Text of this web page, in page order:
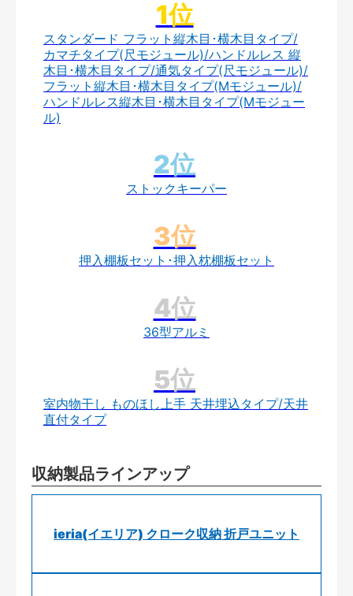
スタンダード フラット縦木目･横木目タイプ/
カマチタイプ(尺モジュール)/ハンドルレス 縦
木目･横木目タイプ/通気タイプ(尺モジュール)/
フラット縦木目･横木目タイプ(Mモジュール)/
ハンドルレス縦木目･横木目タイプ(Mモジュー
ル)
ストックキーパー
押入棚板セット･押入枕棚板セット
36型アルミ
室内物干し ものほし上手 天井埋込タイプ/天井
直付タイプ
収納製品ラインアップ
ieria(イエリア) クローク収納 折戸ユニット